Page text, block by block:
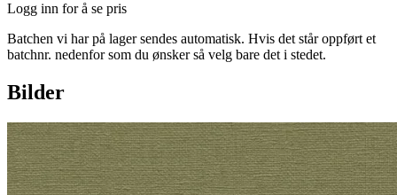
Logg inn for å se pris
Batchen vi har på lager sendes automatisk. Hvis det står oppført et
batchnr. nedenfor som du ønsker så velg bare det i stedet.
Bilder